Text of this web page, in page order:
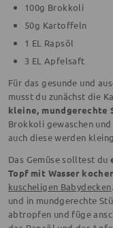
100g Brokkoli
50g Kartoffeln
1 EL Rapsöl
3 EL Apfelsaft
Für das gesunde und
musst du zunächst die
kleine, mundgerechte
Brokkoli gewaschen
auch diese werden
Das Gemüse solltest du
Topf mit Wasser
kuscheligen Babydecken
und in mundgerechte
abtropfen und füge